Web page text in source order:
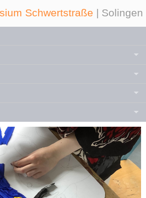
Schwertstraße | Solingen